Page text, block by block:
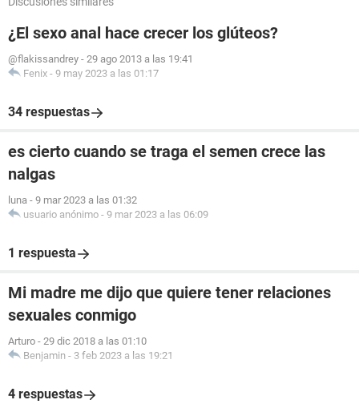
¿El sexo anal hace crecer los glúteos?
@flakissandrey - 29 ago 2013 a las 19:41
Fenix - 9 may 2023 a las 01:17
34 respuestas
es cierto cuando se traga el semen crece las
nalgas
luna - 9 mar 2023 a las 01:32
usuario anónimo - 9 mar 2023 a las 06:09
1 respuesta
Mi madre me dijo que quiere tener relaciones
sexuales conmigo
Arturo - 29 dic 2018 a las 01:10
Benjamin - 3 feb 2023 a las 19:21
4 respuestas